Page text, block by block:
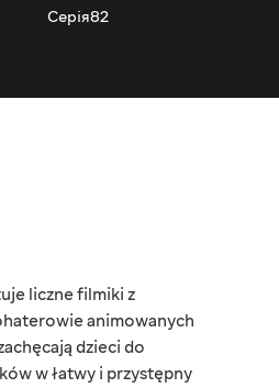
Серія82
liczne filmiki z
animowanych
dzieci do
w łatwy i przystępny